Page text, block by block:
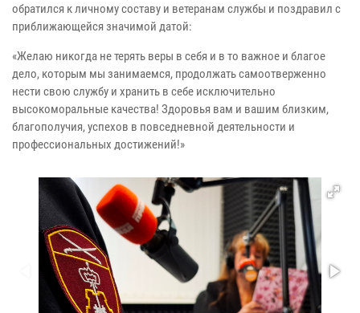
обратился к личному составу и ветеранам службы и поздравил с
приближающейся значимой датой:
«Желаю никогда не терять веры в себя и в то важное и благое
дело, которым мы занимаемся, продолжать самоотверженно
нести свою службу и хранить в себе исключительно
высокоморальные качества! Здоровья вам и вашим близким,
благополучия, успехов в повседневной деятельности и
профессиональных достижений!»